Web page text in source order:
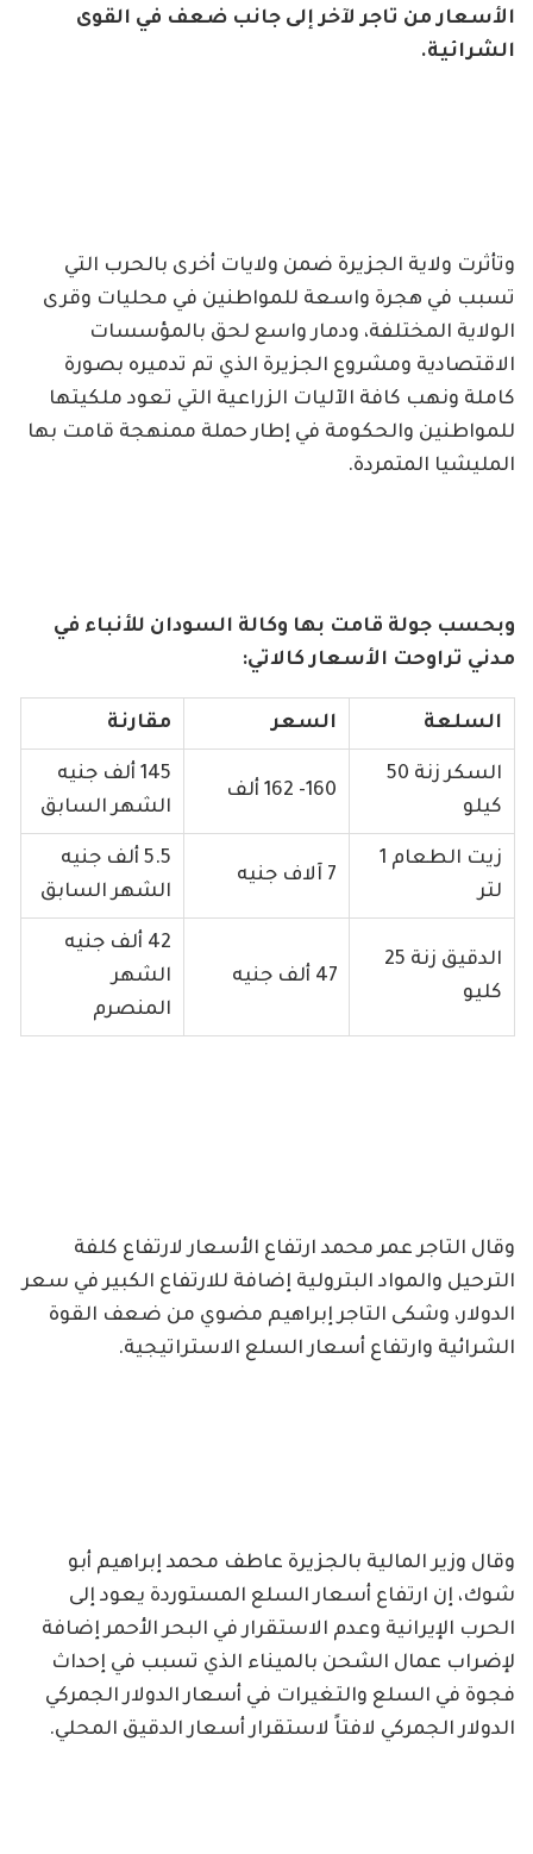
الأسعار من تاجر لآخر إلى جانب ضعف في القوى
الشرائية.
وتأثرت ولاية الجزيرة ضمن ولايات أخرى بالحرب التي
تسبب في هجرة واسعة للمواطنين في محليات وقرى
الولاية المختلفة، ودمار واسع لحق بالمؤسسات
الاقتصادية ومشروع الجزيرة الذي تم تدميره بصورة
كاملة ونهب كافة الآليات الزراعية التي تعود ملكيتها
للمواطنين والحكومة في إطار حملة ممنهجة قامت بها
المليشيا المتمردة.
وبحسب جولة قامت بها وكالة السودان للأنباء في
مدني تراوحت الأسعار كالاتي:
السلعة السعر مقارنة
السكر زنة 50
كيلو
160- 162 ألف
145 ألف جنيه
الشهر السابق
زيت الطعام 1
لتر
7 آلاف جنيه
5.5 ألف جنيه
الشهر السابق
الدقيق زنة 25
كليو
47 ألف جنيه
42 ألف جنيه
الشهر
المنصرم
وقال التاجر عمر محمد ارتفاع الأسعار لارتفاع كلفة
الترحيل والمواد البترولية إضافة للارتفاع الكبير في سعر
الدولار، وشكى التاجر إبراهيم مضوي من ضعف القوة
الشرائية وارتفاع أسعار السلع الاستراتيجية.
وقال وزير المالية بالجزيرة عاطف محمد إبراهيم أبو
شوك، إن ارتفاع أسعار السلع المستوردة يعود إلى
الحرب الإيرانية وعدم الاستقرار في البحر الأحمر إضافة
لإضراب عمال الشحن بالميناء الذي تسبب في إحداث
فجوة في السلع والتغيرات في أسعار الدولار الجمركي
الدولار الجمركي لافتاً لاستقرار أسعار الدقيق المحلي.